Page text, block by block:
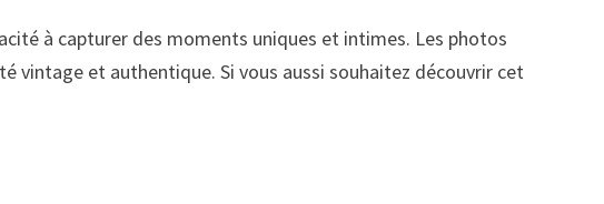
à capturer des moments uniques et intimes. Les photos
vintage et authentique. Si vous aussi souhaitez découvrir cet